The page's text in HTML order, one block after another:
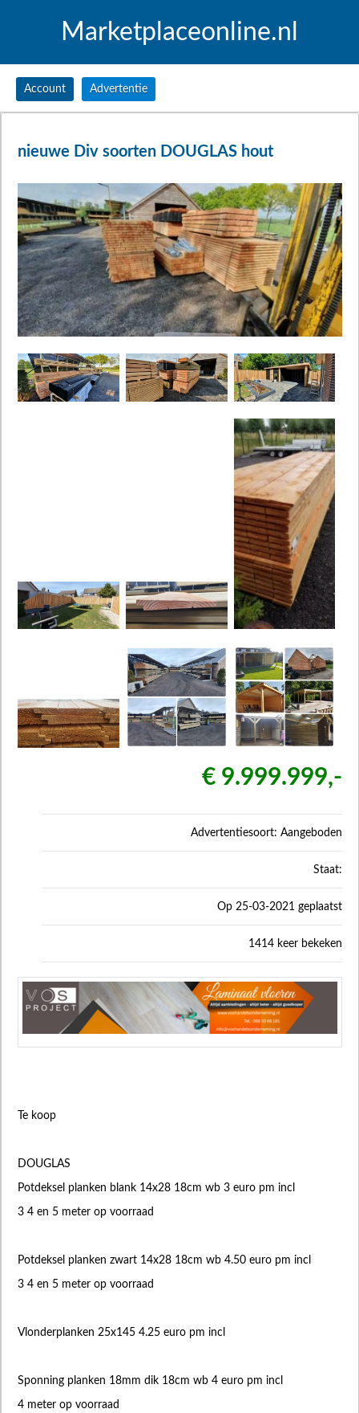
Marketplaceonline.nl
Account Advertentie
nieuwe Div soorten DOUGLAS hout
€ 9.999.999,-
Advertentiesoort: Aangeboden
Staat:
Op 25-03-2021 geplaatst
1414 keer bekeken
Te koop
DOUGLAS
Potdeksel planken blank 14x28 18cm wb 3 euro pm incl
3 4 en 5 meter op voorraad
Potdeksel planken zwart 14x28 18cm wb 4.50 euro pm incl
3 4 en 5 meter op voorraad
Vlonderplanken 25x145 4.25 euro pm incl
Sponning planken 18mm dik 18cm wb 4 euro pm incl
4 meter op voorraad